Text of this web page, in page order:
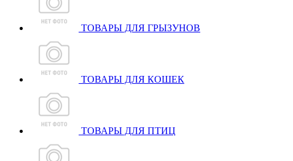
ТОВАРЫ ДЛЯ ГРЫЗУНОВ
ТОВАРЫ ДЛЯ КОШЕК
ТОВАРЫ ДЛЯ ПТИЦ